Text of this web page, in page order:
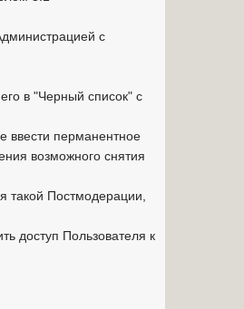
с
в "Черный список" с
ввести перманентное
возможного снятия
такой Постмодерации,
доступ Пользователя к